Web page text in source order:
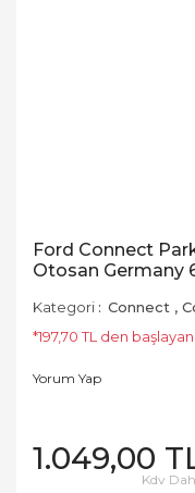
Ford Connect
Otosan Germany
Kategori Connect ,
*197,70 TL den
Yorum Yap
1.049,00
Kdv